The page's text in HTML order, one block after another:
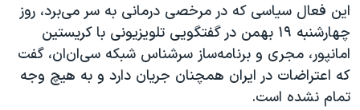
تریبونال مردمی آبان ۹۸
دادگاه حمید نوری
چهل سال گروگان‌گیری
قانون شفافیت دارائی کادر رهبری ایران
این فعال سیاسی که در مرخصی درمانی به سر می‌برد، روز
چهارشنبه ۱۹ بهمن در گفتگویی تلویزیونی با کریستین
امانپور، مجری و برنامه‌ساز سرشناس شبکه سی‌ان‌ان، گفت
که اعتراضات در ایران همچنان جریان دارد و به‌ هیچ وجه
تمام نشده است.